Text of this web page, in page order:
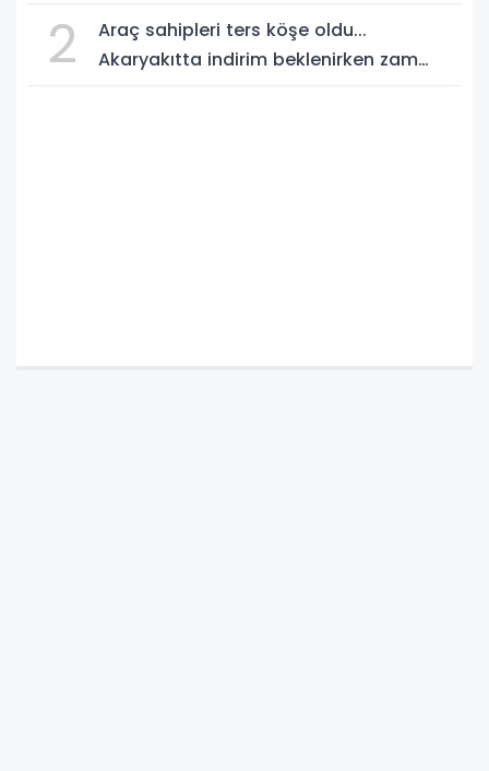
2
Araç sahipleri ters köşe oldu...
Akaryakıtta indirim beklenirken zam